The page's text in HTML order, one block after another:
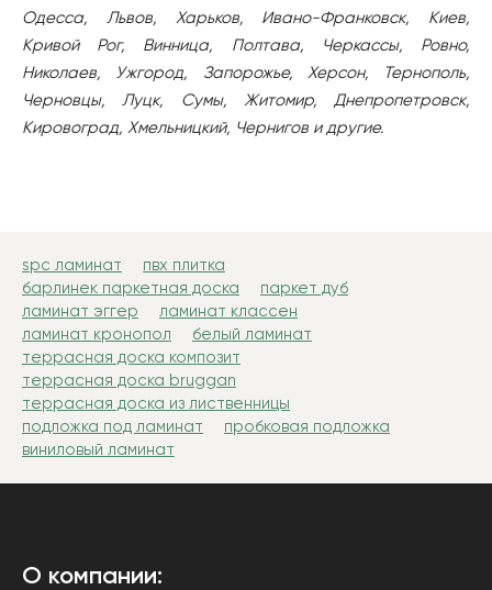
Одесса, Львов, Харьков, Ивано-Франковск, Киев,
Кривой Рог, Винница, Полтава, Черкассы, Ровно,
Николаев, Ужгород, Запорожье, Херсон, Тернополь,
Черновцы, Луцк, Сумы, Житомир, Днепропетровск,
Кировоград, Хмельницкий, Чернигов и другие.
spc ламинат
пвх плитка
барлинек паркетная доска
паркет дуб
ламинат эггер
ламинат классен
ламинат кронопол
белый ламинат
террасная доска композит
террасная доска bruggan
террасная доска из лиственницы
подложка под ламинат
пробковая подложка
виниловый ламинат
О компании: